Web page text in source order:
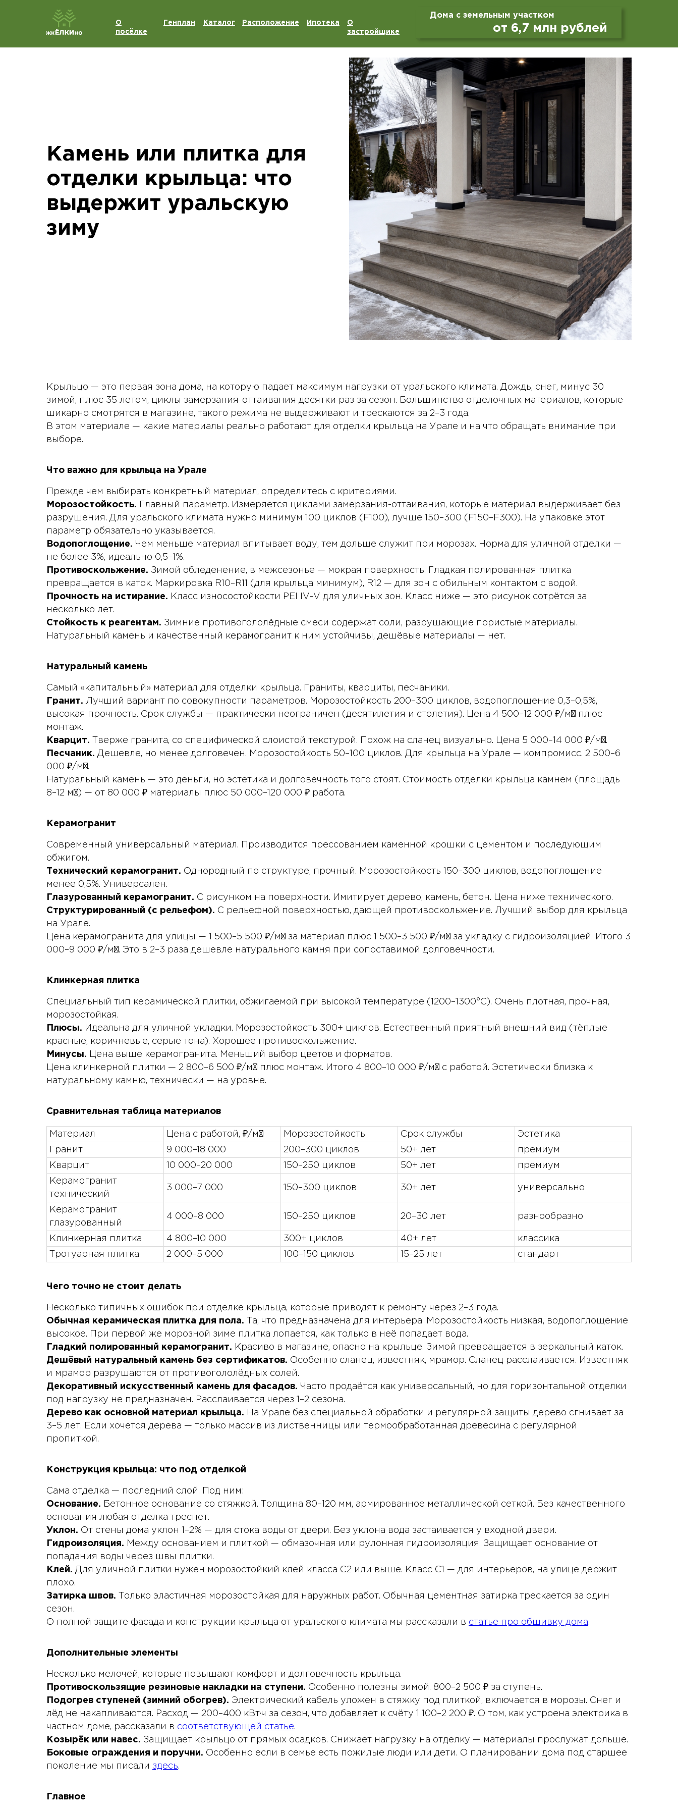
Дома с земельным участком
от 6,7 млн рублей
О
посёлке
Генплан Каталог Расположение Ипотека
О
застройщике
Камень или плитка для
отделки крыльца: что
выдержит уральскую
зиму
Крыльцо — это первая зона дома, на которую падает максимум нагрузки от уральского климата. Дождь, снег, минус 30
зимой, плюс 35 летом, циклы замерзания-оттаивания десятки раз за сезон. Большинство отделочных материалов, которые
шикарно смотрятся в магазине, такого режима не выдерживают и трескаются за 2–3 года.
В этом материале — какие материалы реально работают для отделки крыльца на Урале и на что обращать внимание при
выборе.
Что важно для крыльца на Урале
Прежде чем выбирать конкретный материал, определитесь с критериями.
Морозостойкость. Главный параметр. Измеряется циклами замерзания-оттаивания, которые материал выдерживает без
разрушения. Для уральского климата нужно минимум 100 циклов (F100), лучше 150–300 (F150–F300). На упаковке этот
параметр обязательно указывается.
Водопоглощение. Чем меньше материал впитывает воду, тем дольше служит при морозах. Норма для уличной отделки —
не более 3%, идеально 0,5–1%.
Противоскольжение. Зимой обледенение, в межсезонье — мокрая поверхность. Гладкая полированная плитка
превращается в каток. Маркировка R10–R11 (для крыльца минимум), R12 — для зон с обильным контактом с водой.
Прочность на истирание. Класс износостойкости PEI IV–V для уличных зон. Класс ниже — это рисунок сотрётся за
несколько лет.
Стойкость к реагентам. Зимние противогололёдные смеси содержат соли, разрушающие пористые материалы.
Натуральный камень и качественный керамогранит к ним устойчивы, дешёвые материалы — нет.
Натуральный камень
Самый «капитальный» материал для отделки крыльца. Граниты, кварциты, песчаники.
Гранит. Лучший вариант по совокупности параметров. Морозостойкость 200–300 циклов, водопоглощение 0,3–0,5%,
высокая прочность. Срок службы — практически неограничен (десятилетия и столетия). Цена 4 500–12 000 ₽/м² плюс
монтаж.
Кварцит. Тверже гранита, со специфической слоистой текстурой. Похож на сланец визуально. Цена 5 000–14 000 ₽/м².
Песчаник. Дешевле, но менее долговечен. Морозостойкость 50–100 циклов. Для крыльца на Урале — компромисс. 2 500–6
000 ₽/м².
Натуральный камень — это деньги, но эстетика и долговечность того стоят. Стоимость отделки крыльца камнем (площадь
8–12 м²) — от 80 000 ₽ материалы плюс 50 000–120 000 ₽ работа.
Керамогранит
Современный универсальный материал. Производится прессованием каменной крошки с цементом и последующим
обжигом.
Технический керамогранит. Однородный по структуре, прочный. Морозостойкость 150–300 циклов, водопоглощение
менее 0,5%. Универсален.
Глазурованный керамогранит. С рисунком на поверхности. Имитирует дерево, камень, бетон. Цена ниже технического.
Структурированный (с рельефом). С рельефной поверхностью, дающей противоскольжение. Лучший выбор для крыльца
на Урале.
Цена керамогранита для улицы — 1 500–5 500 ₽/м² за материал плюс 1 500–3 500 ₽/м² за укладку с гидроизоляцией. Итого 3
000–9 000 ₽/м². Это в 2–3 раза дешевле натурального камня при сопоставимой долговечности.
Клинкерная плитка
Специальный тип керамической плитки, обжигаемой при высокой температуре (1200–1300°C). Очень плотная, прочная,
морозостойкая.
Плюсы. Идеальна для уличной укладки. Морозостойкость 300+ циклов. Естественный приятный внешний вид (тёплые
красные, коричневые, серые тона). Хорошее противоскольжение.
Минусы. Цена выше керамогранита. Меньший выбор цветов и форматов.
Цена клинкерной плитки — 2 800–6 500 ₽/м² плюс монтаж. Итого 4 800–10 000 ₽/м² с работой. Эстетически близка к
натуральному камню, технически — на уровне.
Сравнительная таблица материалов
Материал Цена с работой, ₽/м² Морозостойкость Срок службы
Эстетика
Гранит
9 000–18 000 200–300 циклов 50+ лет
премиум
Кварцит
10 000–20 000 150–250 циклов 50+ лет
премиум
Керамогранит
технический
3 000–7 000 150–300 циклов 30+ лет универсально
Керамогранит
глазурованный
4 000–8 000 150–250 циклов 20–30 лет разнообразно
Клинкерная плитка 4 800–10 000 300+ циклов 40+ лет
классика
Тротуарная плитка
2 000–5 000 100–150 циклов 15–25 лет стандарт
Чего точно не стоит делать
Несколько типичных ошибок при отделке крыльца, которые приводят к ремонту через 2–3 года.
Обычная керамическая плитка для пола. Та, что предназначена для интерьера. Морозостойкость низкая, водопоглощение
высокое. При первой же морозной зиме плитка лопается, как только в неё попадает вода.
Гладкий полированный керамогранит. Красиво в магазине, опасно на крыльце. Зимой превращается в зеркальный каток.
Дешёвый натуральный камень без сертификатов. Особенно сланец, известняк, мрамор. Сланец расслаивается. Известняк
и мрамор разрушаются от противогололёдных солей.
Декоративный искусственный камень для фасадов. Часто продаётся как универсальный, но для горизонтальной отделки
под нагрузку не предназначен. Расслаивается через 1–2 сезона.
Дерево как основной материал крыльца. На Урале без специальной обработки и регулярной защиты дерево сгнивает за
3–5 лет. Если хочется дерева — только массив из лиственницы или термообработанная древесина с регулярной
пропиткой.
Конструкция крыльца: что под отделкой
Сама отделка — последний слой. Под ним:
Основание. Бетонное основание со стяжкой. Толщина 80–120 мм, армированное металлической сеткой. Без качественного
основания любая отделка треснет.
Уклон. От стены дома уклон 1–2% — для стока воды от двери. Без уклона вода застаивается у входной двери.
Гидроизоляция. Между основанием и плиткой — обмазочная или рулонная гидроизоляция. Защищает основание от
попадания воды через швы плитки.
Клей. Для уличной плитки нужен морозостойкий клей класса C2 или выше. Класс C1 — для интерьеров, на улице держит
плохо.
Затирка швов. Только эластичная морозостойкая для наружных работ. Обычная цементная затирка трескается за один
сезон.
О полной защите фасада и конструкции крыльца от уральского климата мы рассказали в статье про обшивку дома.
Дополнительные элементы
Несколько мелочей, которые повышают комфорт и долговечность крыльца.
Противоскользящие резиновые накладки на ступени. Особенно полезны зимой. 800–2 500 ₽ за ступень.
Подогрев ступеней (зимний обогрев). Электрический кабель уложен в стяжку под плиткой, включается в морозы. Снег и
лёд не накапливаются. Расход — 200–400 кВт·ч за сезон, что добавляет к счёту 1 100–2 200 ₽. О том, как устроена электрика в
частном доме, рассказали в соответствующей статье.
Козырёк или навес. Защищает крыльцо от прямых осадков. Снижает нагрузку на отделку — материалы прослужат дольше.
Боковые ограждения и поручни. Особенно если в семье есть пожилые люди или дети. О планировании дома под старшее
поколение мы писали здесь.
Главное